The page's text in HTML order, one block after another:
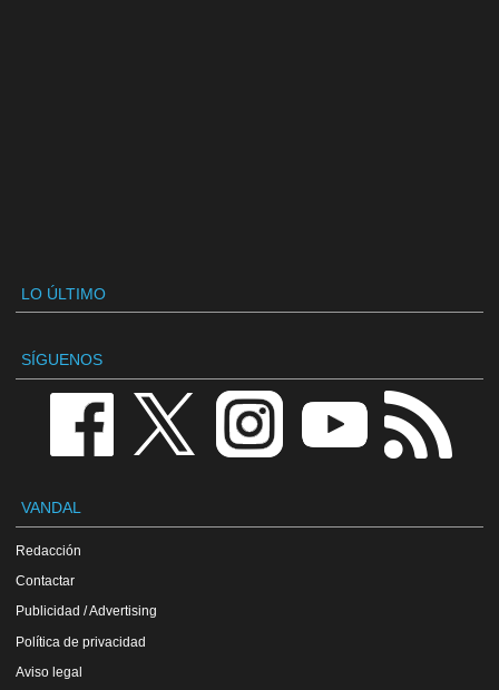
LO ÚLTIMO
SÍGUENOS
VANDAL
Redacción
Contactar
Publicidad / Advertising
Política de privacidad
Aviso legal